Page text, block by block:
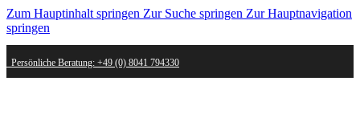
Zum Hauptinhalt springen Zur Suche springen Zur Hauptnavigation
springen
Persönliche Beratung: +49 (0) 8041 794330